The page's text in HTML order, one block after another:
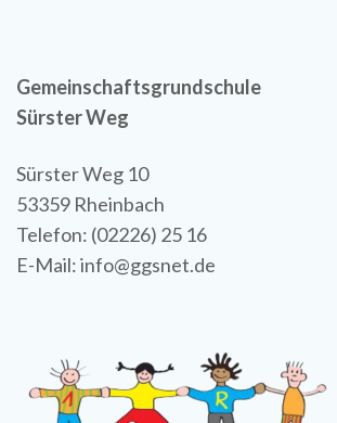
Gemeinschaftsgrundschule
Sürster Weg
Sürster Weg 10
53359 Rheinbach
Telefon: (02226) 25 16
E-Mail: info@ggsnet.de